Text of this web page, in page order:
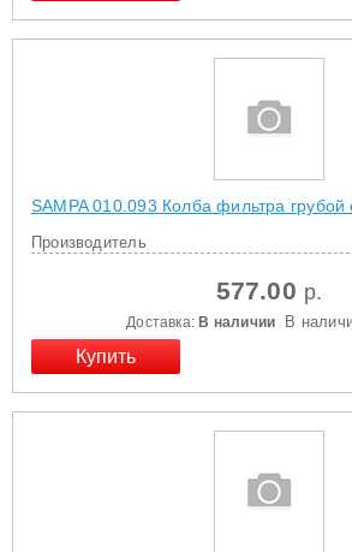
SAMPA 010.093 Колба фильтра грубой
Производитель
577.00 р.
Доставка: В наличии В